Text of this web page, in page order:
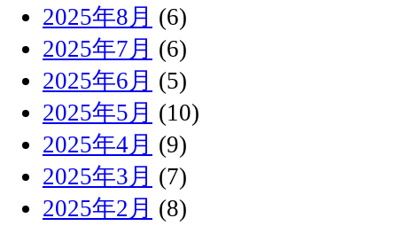
2025年8月 (6)
2025年7月 (6)
2025年6月 (5)
2025年5月 (10)
2025年4月 (9)
2025年3月 (7)
2025年2月 (8)